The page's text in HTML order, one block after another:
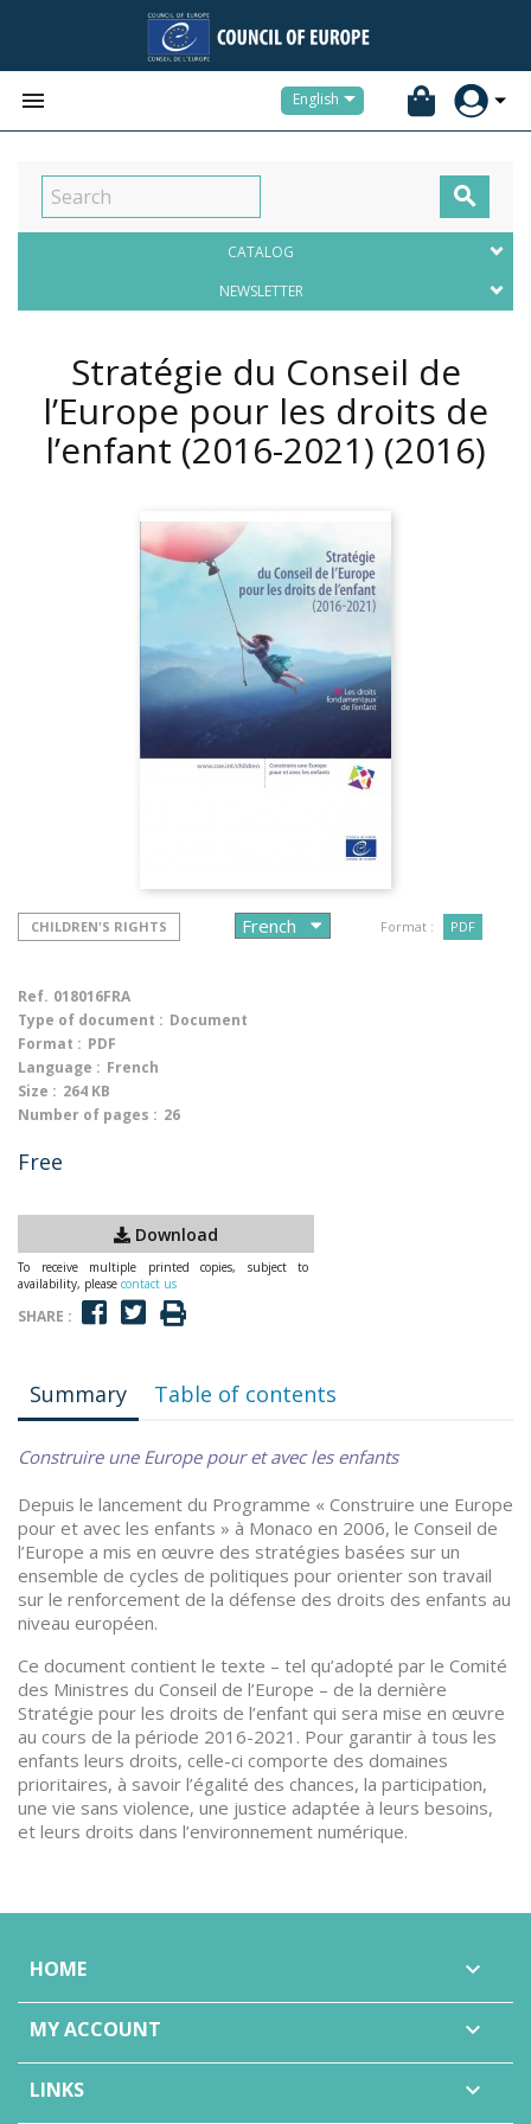
 English

CATALOG
NEWSLETTER
Stratégie du Conseil de
l’Europe pour les droits de
l’enfant (2016-2021) (2016)
CHILDREN'S RIGHTS Format : PDF
Ref. 018016FRA
Type of document : Document
Format : PDF
Language : French
Size : 264 KB
Number of pages : 26
Free
Download
To receive multiple printed copies, subject to
availability, please contact us
SHARE :
Summary Table of contents
Construire une Europe pour et avec les enfants
Depuis le lancement du Programme « Construire une Europe
pour et avec les enfants » à Monaco en 2006, le Conseil de
l’Europe a mis en œuvre des stratégies basées sur un
ensemble de cycles de politiques pour orienter son travail
sur le renforcement de la défense des droits des enfants au
niveau européen.
Ce document contient le texte – tel qu’adopté par le Comité
des Ministres du Conseil de l’Europe – de la dernière
Stratégie pour les droits de l’enfant qui sera mise en œuvre
au cours de la période 2016-2021. Pour garantir à tous les
enfants leurs droits, celle-ci comporte des domaines
prioritaires, à savoir l’égalité des chances, la participation,
une vie sans violence, une justice adaptée à leurs besoins,
et leurs droits dans l’environnement numérique.
HOME 
MY ACCOUNT 
LINKS 